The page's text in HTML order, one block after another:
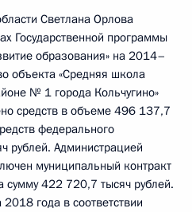
Светлана Орлова
Государственной программы
образования» на 2014–
объекта «Средняя школа
№ 1 города Кольчугино»
средств в объеме 496 137,7
федерального
Администрацией
муниципальный контракт
сумму 422 720,7 тысяч рублей.
года в соответствии